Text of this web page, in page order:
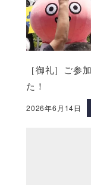
［御礼］ご参
た！
2026年6月14日